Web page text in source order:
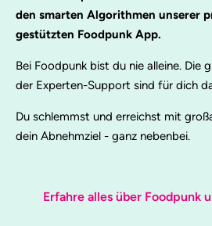
den smarten Algorithmen unserer
gestützten Foodpunk App.
Bei Foodpunk bist du nie alleine. Die
der Experten-Support sind für dich
Du schlemmst und erreichst mit
dein Abnehmziel - ganz nebenbei.
Erfahre alles über Foodpunk